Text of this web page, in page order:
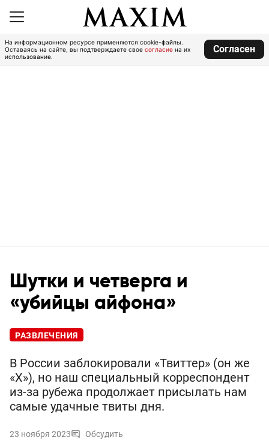
На информационном ресурсе применяются cookie-файлы.
Оставаясь на сайте, вы подтверждаете свое согласие на их
использование.
Согласен
Шутки и четверга и
«убийцы айфона»
РАЗВЛЕЧЕНИЯ
В России заблокировали «Твиттер» (он же
«Х»), но наш специальный корреспондент
из-за рубежа продолжает присылать нам
самые удачные твиты дня.
23 ноября 2023 Обсудить